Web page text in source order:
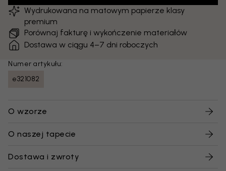
Wydrukowana na matowym papierze klasy
premium
Porównaj fakturę i wykończenie materiałów
Dostawa w ciągu 4–7 dni roboczych
Numer artykułu:
e321082
O wzorze
O naszej tapecie
Dostawa i zwroty